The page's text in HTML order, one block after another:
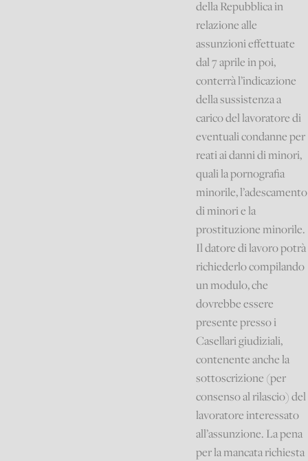
della Repubblica in
relazione alle
assunzioni effettuate
dal 7 aprile in poi,
conterrà l’indicazione
della sussistenza a
carico del lavoratore di
eventuali condanne per
reati ai danni di minori,
quali la pornografia
minorile, l’adescamento
di minori e la
prostituzione minorile.
Il datore di lavoro potrà
richiederlo compilando
un modulo, che
dovrebbe essere
presente presso i
Casellari giudiziali,
contenente anche la
sottoscrizione (per
consenso al rilascio) del
lavoratore interessato
all’assunzione. La pena
per la mancata richiesta